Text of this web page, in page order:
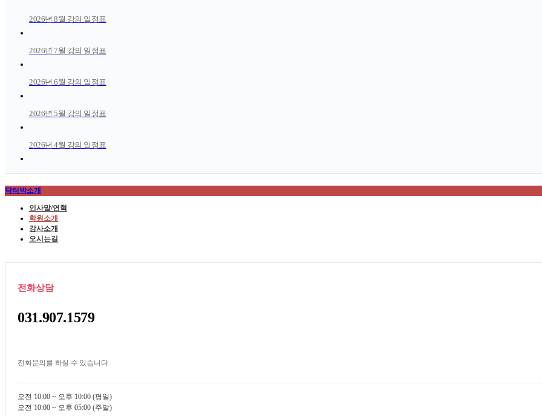
2026년 8월 강의 일정표
2026년 7월 강의 일정표
2026년 6월 강의 일정표
2026년 5월 강의 일정표
2026년 4월 강의 일정표
닥터박소개
인사말/연혁
학원소개
강사소개
오시는길
전화상담
031.907.1579
전화문의를 하실 수 있습니다.
오전 10:00 ~ 오후 10:00 (평일)
오전 10:00 ~ 오후 05:00 (주말)